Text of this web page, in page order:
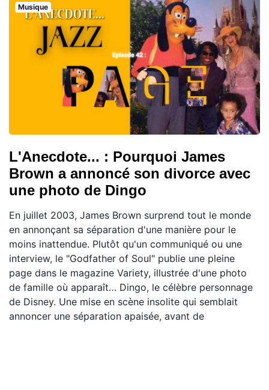
Musique
L'Anecdote... : Pourquoi James
Brown a annoncé son divorce avec
une photo de Dingo
En juillet 2003, James Brown surprend tout le monde
en annonçant sa séparation d'une manière pour le
moins inattendue. Plutôt qu'un communiqué ou une
interview, le "Godfather of Soul" publie une pleine
page dans le magazine Variety, illustrée d'une photo
de famille où apparaît… Dingo, le célèbre personnage
de Disney. Une mise en scène insolite qui semblait
annoncer une séparation apaisée, avant de